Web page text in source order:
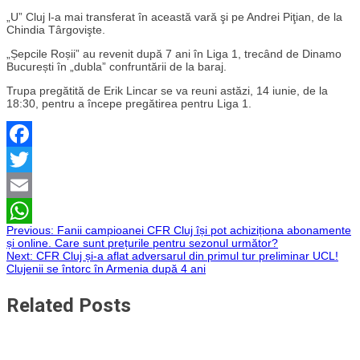
„U” Cluj l-a mai transferat în această vară şi pe Andrei Piţian, de la
Chindia Târgovişte.
„Șepcile Roșii” au revenit după 7 ani în Liga 1, trecând de Dinamo
București în „dubla” confruntării de la baraj.
Trupa pregătită de Erik Lincar se va reuni astăzi, 14 iunie, de la
18:30, pentru a începe pregătirea pentru Liga 1.
Facebook
Twitter
Email
WhatsApp
Navigare
în
articole
Previous: Fanii campioanei CFR Cluj își pot achiziționa abonamente
și online. Care sunt prețurile pentru sezonul următor?
Next: CFR Cluj și-a aflat adversarul din primul tur preliminar UCL!
Clujenii se întorc în Armenia după 4 ani
Related Posts